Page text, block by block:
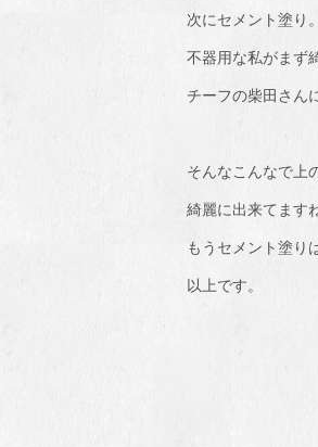
次にセメント塗り。
不器用な私がまず
チーフの柴田さん
そんなこんなで上
綺麗に出来てます
もうセメント塗り
以上です。